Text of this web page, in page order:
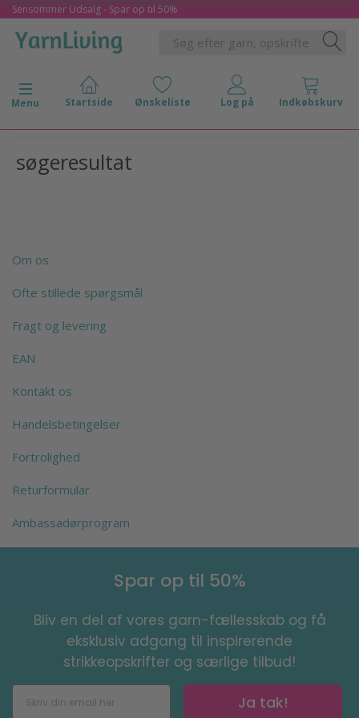
Sensommer Udsalg - Spar op til 50%
Skifte navigation
Menu
søgeresultat
Om os
Ofte stillede spørgsmål
Fragt og levering
EAN
Kontakt os
Handelsbetingelser
Fortrolighed
Returformular
Ambassadørprogram
Spar op til 50%
Bliv en del af vores garn-fællesskab og få
eksklusiv adgang til inspirerende
strikkeopskrifter og særlige tilbud!
Ja tak!